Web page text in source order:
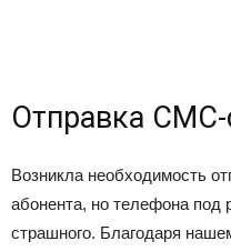
Отправка
Возникла необходимость
абонента, но телефона под
страшного. Благодаря